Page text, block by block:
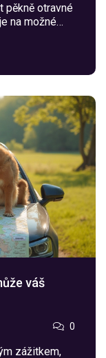
pěkně otravné
na možné
udělat jízdu
během
váš
0
zážitkem,